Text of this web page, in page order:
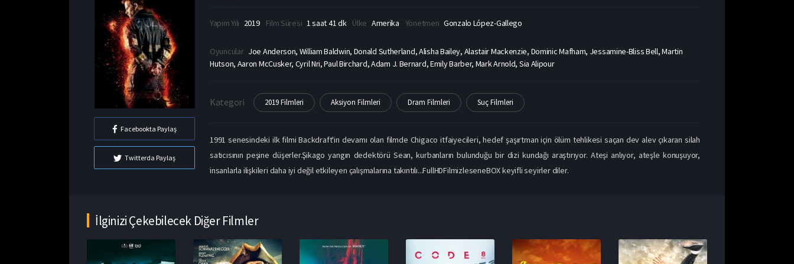
Facebookta Paylaş
Twitterda Paylaş
Yapım Yılı 2019 Film Süresi 1 saat 41 dk Ülke Amerika Yönetmen Gonzalo López-Gallego
Oyuncular Joe Anderson, William Baldwin, Donald Sutherland, Alisha Bailey, Alastair Mackenzie, Dominic Mafham, Jessamine-Bliss Bell, Martin
Hutson, Aaron McCusker, Cyril Nri, Paul Birchard, Adam J. Bernard, Emily Barber, Mark Arnold, Sia Alipour
Kategori 2019 Filmleri Aksiyon Filmleri Dram Filmleri Suç Filmleri
1991 senesindeki ilk filmi Backdraft'in devamı olan filmde Chigaco itfaiyecileri, hedef şaşırtman için ölüm tehlikesi saçan dev alev çıkaran silah
satıcısının peşine düşerler.Şikago yangın dedektörü Sean, kurbanların bulunduğu bir dizi kundağı araştırıyor. Ateşi anlıyor, ateşle konuşuyor,
insanlarla ilişkileri daha iyi değil etkileyen çalışmalarına takıntılı...FullHDFilmizleseneBOX keyifli seyirler diler.
İlginizi Çekebilecek Diğer Filmler